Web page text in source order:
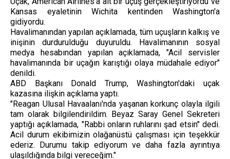
Kansas eyaletinin Wichita kentinden Washington'a
gidiyordu.
Havalimanından yapılan açıklamada, tüm uçuşların kalkış ve
inişinin durdurulduğu duyuruldu. Havalimanının sosyal
medya hesabından yapılan açıklamada, "Acil servisler
havalimanında bir uçağın karıştığı olaya müdahale ediyor"
denildi.
ABD Başkanı Donald Trump, Washington'daki uçak
kazasına ilişkin açıklama yaptı.
"Reagan Ulusal Havaalanı'nda yaşanan korkunç olayla ilgili
tam olarak bilgilendirildim. Beyaz Saray Genel Sekreteri
yaptığı açıklamada, "Rabbi onların ruhlarını şad etsin" dedi.
Acil durum ekibimizin olağanüstü çalışması için teşekkür
ederiz. Durumu takip ediyorum ve daha fazla ayrıntıya
ulaşıldığında bilgi vereceğim."